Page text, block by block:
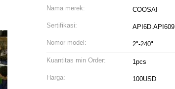
Nama merek: COOSAI
Sertifikasi: API6D.API609
Nomor model: 2"-240"
Kuantitas min Order: 1pcs
Harga: 100USD